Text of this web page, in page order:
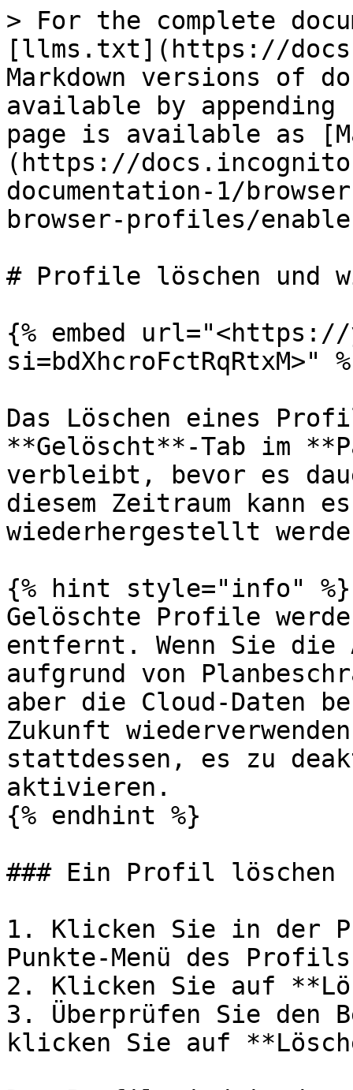
> For the complete
[llms.txt](https://
Markdown versions of
available by
page is available as
(https://
documentation-1/
browser-profiles/
# Profile löschen und
{% embed url="<https://
si=bdXhcroFctRqRtxM>"
Das Löschen eines
**Gelöscht**-Tab im
verbleibt, bevor es
diesem Zeitraum kann
wiederhergestellt
{% hint style="info" %}
Gelöschte Profile
entfernt. Wenn Sie
aufgrund von
aber die Cloud-Daten
Zukunft
stattdessen, es zu
aktivieren.
{% endhint %}
### Ein Profil löschen
1. Klicken Sie in der
Punkte-Menü des
2. Klicken Sie auf
3. Überprüfen Sie den
klicken Sie auf